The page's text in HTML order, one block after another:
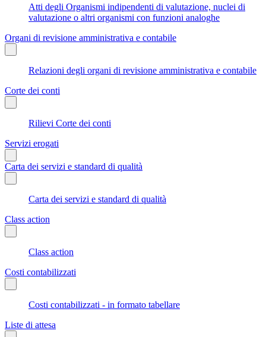
Atti degli Organismi indipendenti di valutazione, nuclei di
valutazione o altri organismi con funzioni analoghe
Organi di revisione amministrativa e contabile
Relazioni degli organi di revisione amministrativa e contabile
Corte dei conti
Rilievi Corte dei conti
Servizi erogati
Carta dei servizi e standard di qualità
Carta dei servizi e standard di qualità
Class action
Class action
Costi contabilizzati
Costi contabilizzati - in formato tabellare
Liste di attesa